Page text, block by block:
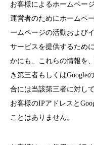
お客様によるホームペー
運営者のためにホームペ
ームページの活動および
サービスを提供するため
かにも、これらの情報を
き第三者もしくはGoogle
合には当該第三者に対し
お客様のIPアドレスと
ことはありません。